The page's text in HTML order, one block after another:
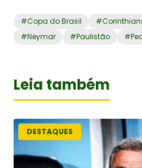
#Copa do Brasil #
#Neymar #Paulistão #
Leia também
DESTAQUES